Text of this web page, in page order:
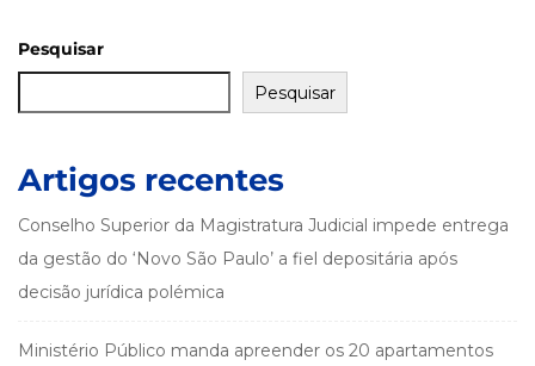
Pesquisar
Pesquisar
Artigos recentes
Conselho Superior da Magistratura Judicial impede entrega
da gestão do ‘Novo São Paulo’ a fiel depositária após
decisão jurídica polémica
Ministério Público manda apreender os 20 apartamentos